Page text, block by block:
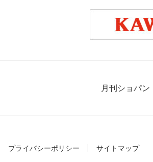
月刊ショパン
プライバシーポリシー サイトマップ